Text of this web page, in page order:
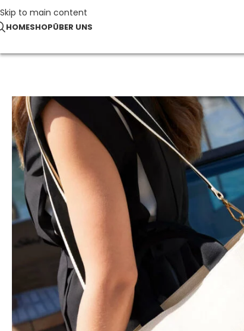
Skip to main content
HOMESHOPÜBER UNS